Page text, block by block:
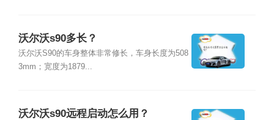
沃尔沃s90多长？
沃尔沃S90的车身整体非常修长，车身长度为508
3mm；宽度为1879...
沃尔沃s90远程启动怎么用？